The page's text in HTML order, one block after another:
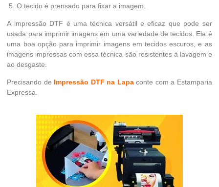
O tecido é prensado para fixar a imagem.
A impressão DTF é uma técnica versátil e eficaz que pode ser
usada para imprimir imagens em uma variedade de tecidos. Ela é
uma boa opção para imprimir imagens em tecidos escuros, e as
imagens impressas com essa técnica são resistentes à lavagem e
ao desgaste.
Precisando de Impressão DTF na Lapaconte com a Estamparia
Expressa.